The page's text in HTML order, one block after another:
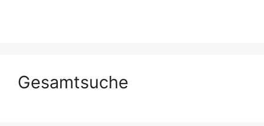
Gesamtsuche